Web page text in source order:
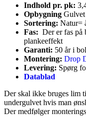
Indhold pr. pk:
Opbygning Gulvet
Sortering: Natur=
Fas: Der er fas på
plankeeffekt
Garanti: 50 år i
Montering: Drop
Levering: Spørg
Datablad
Der skal ikke bruges lim
undergulvet hvis man
Der medfølger